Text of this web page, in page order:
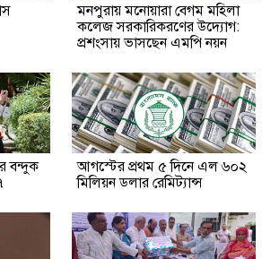
মনপুরায় মনোয়ারা বেগম মহিলা
কলেজ সরকারিকরণের উদ্যোগ:
প্রশংসায় ভাসছেন এমপি নয়ন
বন্দুক
আগস্টের প্রথম ৫ দিনে এল ৬০২
মিলিয়ন ডলার রেমিট্যান্স